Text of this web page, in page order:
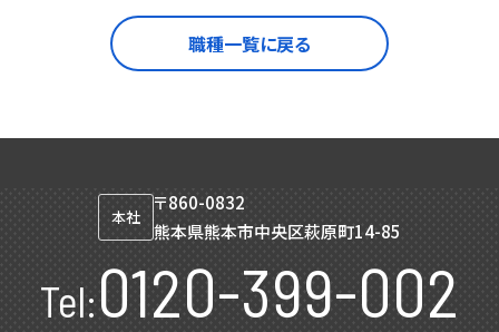
職種一覧に戻る
本社
〒860-0832
熊本県熊本市中央区萩原町14-85
Tel:0120-399-002